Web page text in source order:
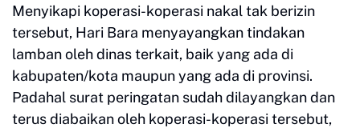
Menyikapi koperasi-koperasi nakal tak berizin
tersebut, Hari Bara menyayangkan tindakan
lamban oleh dinas terkait, baik yang ada di
kabupaten/kota maupun yang ada di provinsi.
Padahal surat peringatan sudah dilayangkan dan
terus diabaikan oleh koperasi-koperasi tersebut,